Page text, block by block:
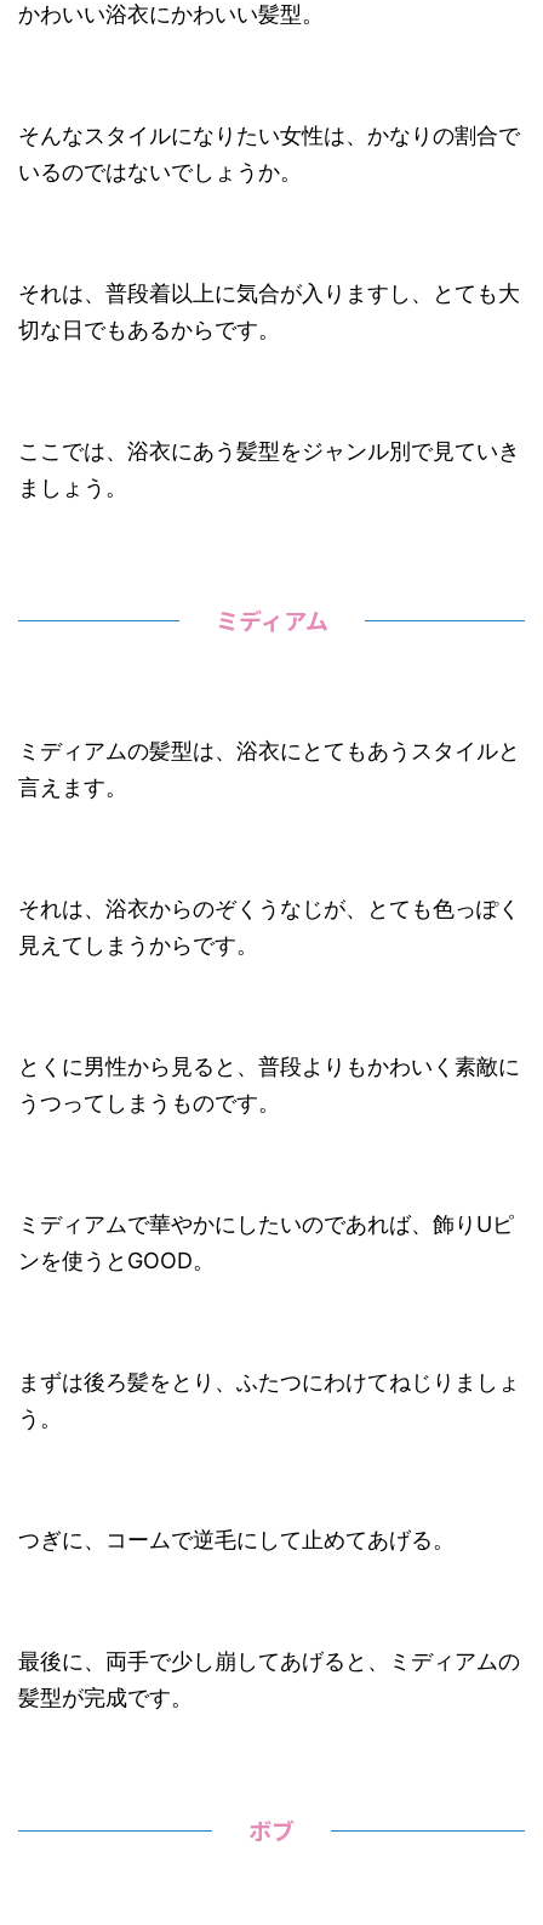
かわいい浴衣にかわいい髪型。
そんなスタイルになりたい女性は、かなりの割合で
いるのではないでしょうか。
それは、普段着以上に気合が入りますし、とても大
切な日でもあるからです。
ここでは、浴衣にあう髪型をジャンル別で見ていき
ましょう。
ミディアム
ミディアムの髪型は、浴衣にとてもあうスタイルと
言えます。
それは、浴衣からのぞくうなじが、とても色っぽく
見えてしまうからです。
とくに男性から見ると、普段よりもかわいく素敵に
うつってしまうものです。
ミディアムで華やかにしたいのであれば、飾りUピ
ンを使うとGOOD。
まずは後ろ髪をとり、ふたつにわけてねじりましょ
う。
つぎに、コームで逆毛にして止めてあげる。
最後に、両手で少し崩してあげると、ミディアムの
髪型が完成です。
ボブ